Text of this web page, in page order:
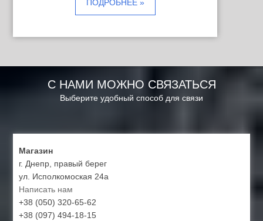
ПОДРОБНЕЕ »
С НАМИ МОЖНО СВЯЗАТЬСЯ
Выберите удобный способ для связи
Магазин
г. Днепр, правый берег
ул. Исполкомоская 24а
Написать нам
+38 (050) 320-65-62
+38 (097) 494-18-15